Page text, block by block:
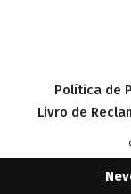
Política de
Livro de